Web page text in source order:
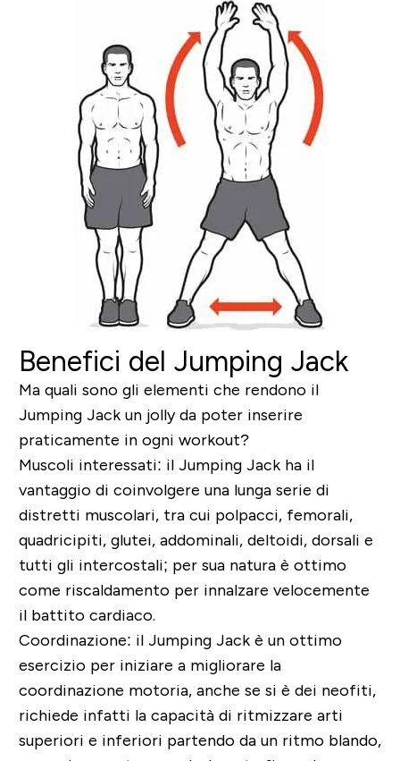
Benefici del Jumping Jack
Ma quali sono gli elementi che rendono il
Jumping Jack un jolly da poter inserire
praticamente in ogni workout?
Muscoli interessati: il Jumping Jack ha il
vantaggio di coinvolgere una lunga serie di
distretti muscolari, tra cui polpacci, femorali,
quadricipiti, glutei, addominali, deltoidi, dorsali e
tutti gli intercostali; per sua natura è ottimo
come riscaldamento per innalzare velocemente
il battito cardiaco.
Coordinazione: il Jumping Jack è un ottimo
esercizio per iniziare a migliorare la
coordinazione motoria, anche se si è dei neofiti,
richiede infatti la capacità di ritmizzare arti
superiori e inferiori partendo da un ritmo blando,